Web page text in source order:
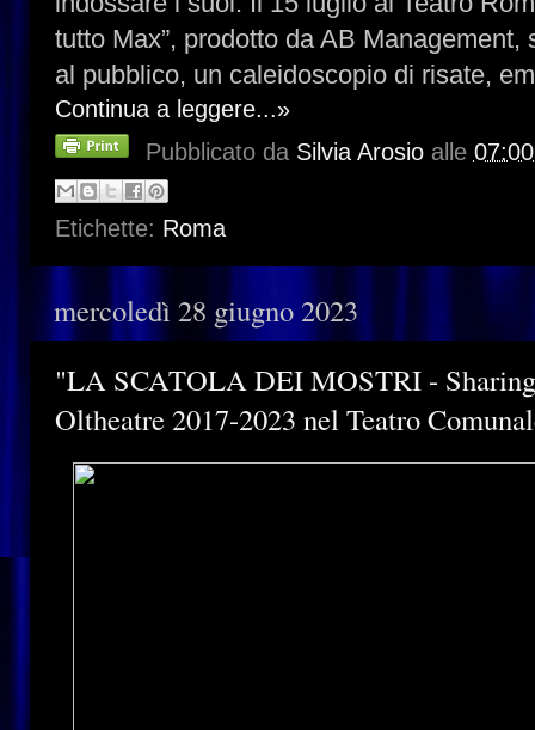
tutto Max”, prodotto da AB
al pubblico, un caleidoscopio di risate,
Continua a leggere...»
Pubblicato da Silvia Arosio alle
Etichette: Roma
mercoledì 28 giugno 2023
"LA SCATOLA DEI MOSTRI -
Oltheatre 2017-2023 nel Teatro